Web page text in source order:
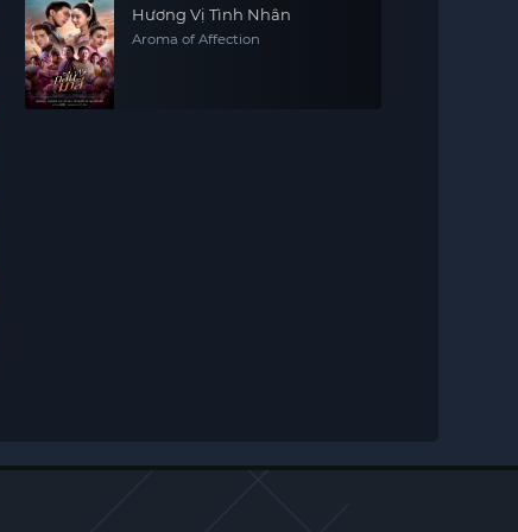
Hương Vị Tình Nhân
Aroma of Affection